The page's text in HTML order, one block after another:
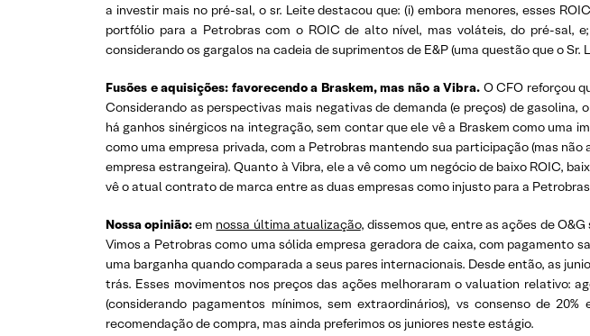
a investir mais no pré-sal, o sr. Leite destacou que: (i) embora menores, esses
portfólio para a Petrobras com o ROIC de alto nível, mas voláteis, do pré-sal,
considerando os gargalos na cadeia de suprimentos de E&P (uma questão que o
Fusões e aquisições: favorecendo a Braskem, mas não a Vibra. O CFO reforçou
Considerando as perspectivas mais negativas de demanda (e preços) de
há ganhos sinérgicos na integração, sem contar que ele vê a Braskem como
como uma empresa privada, com a Petrobras mantendo sua participação (mas não
empresa estrangeira). Quanto à Vibra, ele a vê como um negócio de baixo ROIC,
vê o atual contrato de marca entre as duas empresas como injusto para a
Nossa opinião:em nossa última atualização, dissemos que, entre as ações de
Vimos a Petrobras como uma sólida empresa geradora de caixa, com pagamento
uma barganha quando comparada a seus pares internacionais. Desde então, as
trás. Esses movimentos nos preços das ações melhoraram o valuation relativo:
(considerando pagamentos mínimos, sem extraordinários), vs consenso de
recomendação de compra, mas ainda preferimos os juniores neste estágio.